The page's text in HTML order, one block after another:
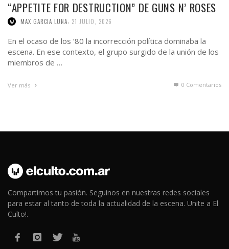
“APPETITE FOR DESTRUCTION” DE GUNS N’ ROSES
MAX GARCIA LUNA 21 JULIO, 2026
En el ocaso de los ’80 la incorrección política dominaba la
escena. En ese contexto, el grupo surgido de la unión de los
miembros de …
Ver más 0 Comentarios
Compartimos tu pasión. Seguinos en nuestras redes sociales
para estar al tanto de toda la actualidad de la escena. Unite a El
Culto!.